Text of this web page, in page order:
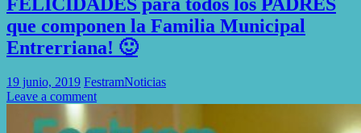
que componen la Familia Municipal
Entrerriana! 🙂
19 junio, 2019 FestramNoticias
Leave a comment